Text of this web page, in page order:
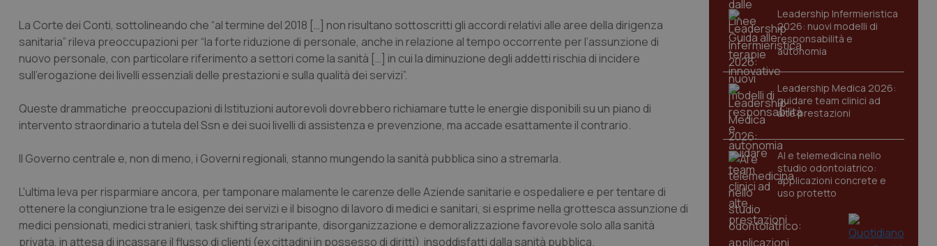
La Corte dei Conti, sottolineando che “al termine del 2018 […] non risultano sottoscritti gli accordi relativi alle aree della dirigenza
sanitaria” rileva preoccupazioni per “la forte riduzione di personale, anche in relazione al tempo occorrente per l’assunzione di
nuovo personale, con particolare riferimento a settori come la sanità […] in cui la diminuzione degli addetti rischia di incidere
sull’erogazione dei livelli essenziali delle prestazioni e sulla qualità dei servizi”.
Queste drammatiche preoccupazioni di Istituzioni autorevoli dovrebbero richiamare tutte le energie disponibili su un piano di
intervento straordinario a tutela del Ssn e dei suoi livelli di assistenza e prevenzione, ma accade esattamente il contrario.
Il Governo centrale e, non di meno, i Governi regionali, stanno mungendo la sanità pubblica sino a stremarla.
L'ultima leva per risparmiare ancora, per tamponare malamente le carenze delle Aziende sanitarie e ospedaliere e per tentare di
ottenere la congiunzione tra le esigenze dei servizi e il bisogno di lavoro di medici e sanitari, si esprime nella grottesca assunzione di
medici pensionati, medici stranieri, task shifting straripante, disorganizzazione e demoralizzazione favorevole solo alla sanità
privata, in attesa di incassare il flusso di clienti (ex cittadini in possesso di diritti) insoddisfatti dalla sanità pubblica.
Leadership Infermieristica
2026: nuovi modelli di
responsabilità e
autonomia
Leadership Medica 2026:
guidare team clinici ad
alte prestazioni
AI e telemedicina nello
studio odontoiatrico:
applicazioni concrete e
uso protetto